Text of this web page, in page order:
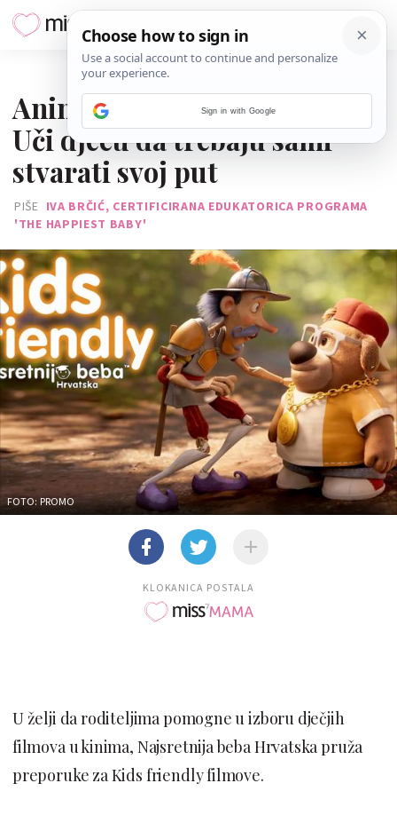
Animirani film 'Nerazdvojni':
Uči djecu da trebaju sami
stvarati svoj put
PIŠE IVA BRČIĆ, CERTIFICIRANA EDUKATORICA PROGRAMA
'THE HAPPIEST BABY'
FOTO: PROMO
KLOKANICA POSTALA
U želji da roditeljima pomogne u izboru dječjih
filmova u kinima, Najsretnija beba Hrvatska pruža
preporuke za Kids friendly filmove.
Sign in with Google